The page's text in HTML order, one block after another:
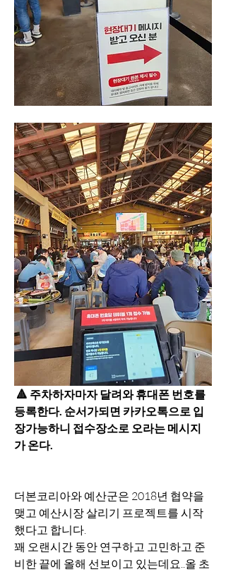
등록한다. 순서가되면 카카오톡으로 입
장가능하니 접수장소로 오라는 메시지
가 온다.
더본코리아와 예산군은 2018년 협약을
맺고 예산시장 살리기 프로젝트를 시작
했다고 합니다.
꽤 오랜시간 동안 연구하고 고민하고 준
비한 끝에 올해 선보이고 있는데요..올 초